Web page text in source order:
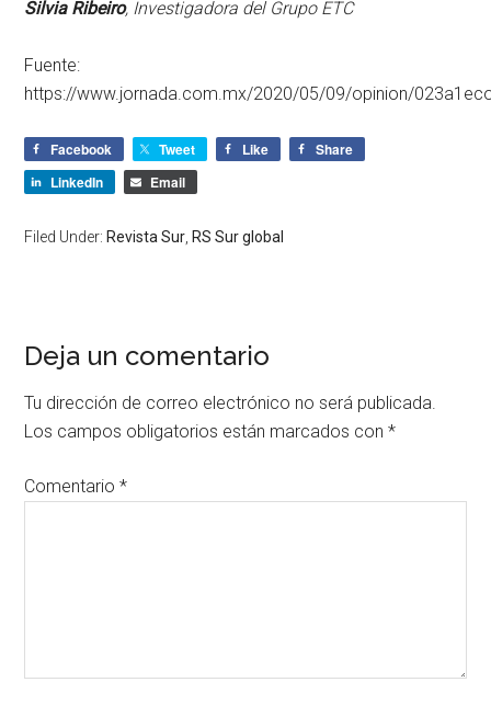
Silvia Ribeiro, Investigadora del Grupo ETC
Fuente:
https://www.jornada.com.mx/2020/05/09/opinion/
Facebook Tweet Like
Share
LinkedIn
Email
Filed Under: Revista Sur RS Sur global
Deja un comentario
Tu dirección de correo electrónico no será publicada.
Los campos obligatorios están marcados con*
Comentario*